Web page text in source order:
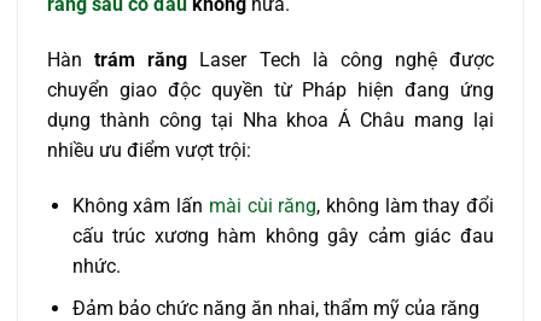
răng sâu có đau không nữa.
Hàntrám răng Laser Tech là công nghệ được
chuyển giao độc quyền từ Pháp hiện đang ứng
dụng thành công tại Nha khoa Á Châu mang lại
nhiều ưu điểm vượt trội:
Không xâm lấn mài cùi răng, không làm thay đổi
cấu trúc xương hàm không gây cảm giác đau
nhức.
Đảm bảo chức năng ăn nhai, thẩm mỹ của răng